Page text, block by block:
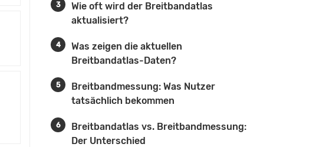
Wie oft wird der Breitbandatlas
aktualisiert?
Was zeigen die aktuellen
Breitbandatlas-Daten?
Breitbandmessung: Was Nutzer
tatsächlich bekommen
Breitbandatlas vs. Breitbandmessung:
Der Unterschied